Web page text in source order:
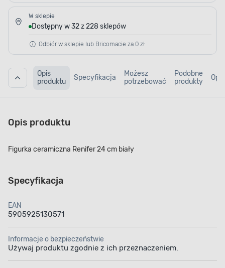
W sklepie
Dostępny w 32 z 228 sklepów
Odbiór w sklepie lub Bricomacie za 0 zł
Opis
produktu
Specyfikacja
Możesz
potrzebować
Podobne
produkty
Opis produktu
Figurka ceramiczna Renifer 24 cm biały
Specyfikacja
EAN
5905925130571
Informacje o bezpieczeństwie
Używaj produktu zgodnie z ich przeznaczeniem.